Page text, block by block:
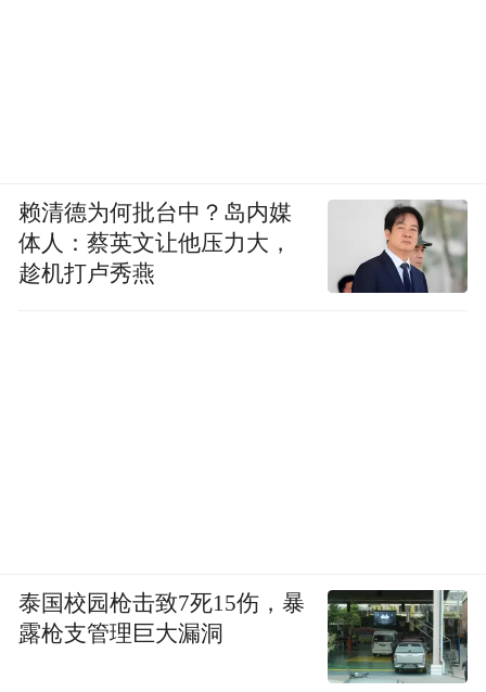
赖清德为何批台中？岛内媒
体人：蔡英文让他压力大，
趁机打卢秀燕
泰国校园枪击致7死15伤，暴
露枪支管理巨大漏洞